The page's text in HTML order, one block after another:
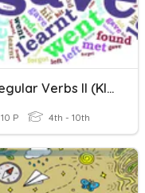
Irregular Verbs II (klasa 6)
10 P 4th - 10th